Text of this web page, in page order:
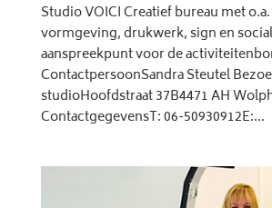
Studio VOICI Creatief bureau met
vormgeving, drukwerk, sign en
aanspreekpunt voor de
ContactpersoonSandra Steutel
studioHoofdstraat 37B4471 AH
ContactgegevensT: 06-50930912E:...